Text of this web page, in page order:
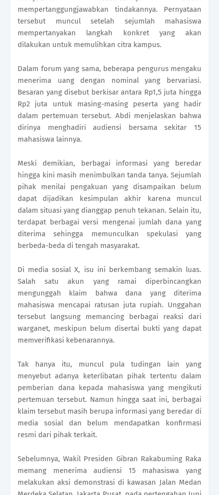
mempertanggungjawabkan tindakannya. Pernyataan
tersebut muncul setelah sejumlah mahasiswa
mempertanyakan langkah konkret yang akan
dilakukan untuk memulihkan citra kampus.
Dalam forum yang sama, beberapa pengurus mengaku
menerima uang dengan nominal yang bervariasi.
Besaran yang disebut berkisar antara Rp1,5 juta hingga
Rp2 juta untuk masing-masing peserta yang hadir
dalam pertemuan tersebut. Abdi menjelaskan bahwa
dirinya menghadiri audiensi bersama sekitar 15
mahasiswa lainnya.
Meski demikian, berbagai informasi yang beredar
hingga kini masih menimbulkan tanda tanya. Sejumlah
pihak menilai pengakuan yang disampaikan belum
dapat dijadikan kesimpulan akhir karena muncul
dalam situasi yang dianggap penuh tekanan. Selain itu,
terdapat berbagai versi mengenai jumlah dana yang
diterima sehingga memunculkan spekulasi yang
berbeda-beda di tengah masyarakat.
Di media sosial X, isu ini berkembang semakin luas.
Salah satu akun yang ramai diperbincangkan
mengunggah klaim bahwa dana yang diterima
mahasiswa mencapai ratusan juta rupiah. Unggahan
tersebut langsung memancing berbagai reaksi dari
warganet, meskipun belum disertai bukti yang dapat
memverifikasi kebenarannya.
Tak hanya itu, muncul pula tudingan lain yang
menyebut adanya keterlibatan pihak tertentu dalam
pemberian dana kepada mahasiswa yang mengikuti
pertemuan tersebut. Namun hingga saat ini, berbagai
klaim tersebut masih berupa informasi yang beredar di
media sosial dan belum mendapatkan konfirmasi
resmi dari pihak terkait.
Sebelumnya, Wakil Presiden Gibran Rakabuming Raka
memang menerima audiensi 15 mahasiswa yang
melakukan aksi demonstrasi di kawasan Jalan Medan